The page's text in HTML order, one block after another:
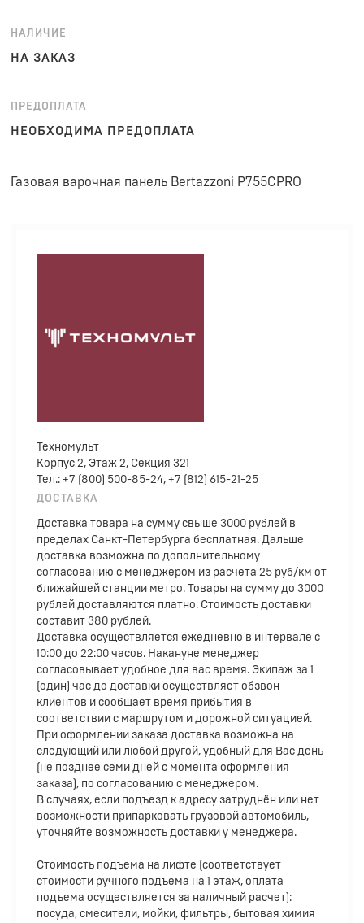
НАЛИЧИЕ
НА ЗАКАЗ
ПРЕДОПЛАТА
НЕОБХОДИМА ПРЕДОПЛАТА
Газовая варочная панель Bertazzoni P755CPRO
Техномульт
Корпус 2, Этаж 2, Секция 321
Тел.: +7 (800) 500-85-24, +7 (812) 615-21-25
ДОСТАВКА
Доставка товара на сумму свыше 3000 рублей в
пределах Санкт-Петербурга бесплатная. Дальше
доставка возможна по дополнительному
согласованию с менеджером из расчета 25 руб/км от
ближайшей станции метро. Товары на сумму до 3000
рублей доставляются платно. Стоимость доставки
составит 380 рублей.
Доставка осуществляется ежедневно в интервале с
10:00 до 22:00 часов. Накануне менеджер
согласовывает удобное для вас время. Экипаж за 1
(один) час до доставки осуществляет обзвон
клиентов и сообщает время прибытия в
соответствии с маршрутом и дорожной ситуацией.
При оформлении заказа доставка возможна на
следующий или любой другой, удобный для Вас день
(не позднее семи дней с момента оформления
заказа), по согласованию с менеджером.
В случаях, если подъезд к адресу затруднён или нет
возможности припарковать грузовой автомобиль,
уточняйте возможность доставки у менеджера.
Стоимость подъема на лифте (соответствует
стоимости ручного подъема на 1 этаж, оплата
подъема осуществляется за наличный расчет):
посуда, смесители, мойки, фильтры, бытовая химия